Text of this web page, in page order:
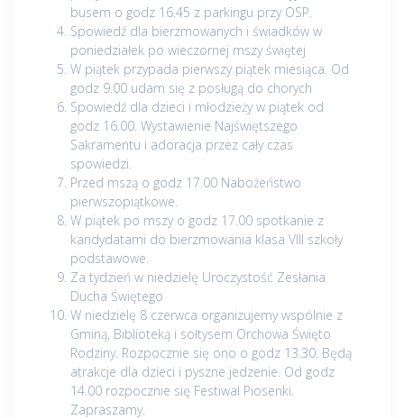
busem o godz 16.45 z parkingu przy OSP.
Spowiedź dla bierzmowanych i świadków w
poniedziałek po wieczornej mszy świętej
W piątek przypada pierwszy piątek miesiąca. Od
godz 9.00 udam się z posługą do chorych
Spowiedź dla dzieci i młodzieży w piątek od
godz 16.00. Wystawienie Najświętszego
Sakramentu i adoracja przez cały czas
spowiedzi.
Przed mszą o godz 17.00 Nabożeństwo
pierwszopiątkowe.
W piątek po mszy o godz 17.00 spotkanie z
kandydatami do bierzmowania klasa VIII szkoły
podstawowe.
Za tydzień w niedzielę Uroczystość Zesłania
Ducha Świętego
W niedzielę 8 czerwca organizujemy wspólnie z
Gminą, Biblioteką i sołtysem Orchowa Święto
Rodziny. Rozpocznie się ono o godz 13.30. Będą
atrakcje dla dzieci i pyszne jedzenie. Od godz
14.00 rozpocznie się Festiwal Piosenki.
Zapraszamy.